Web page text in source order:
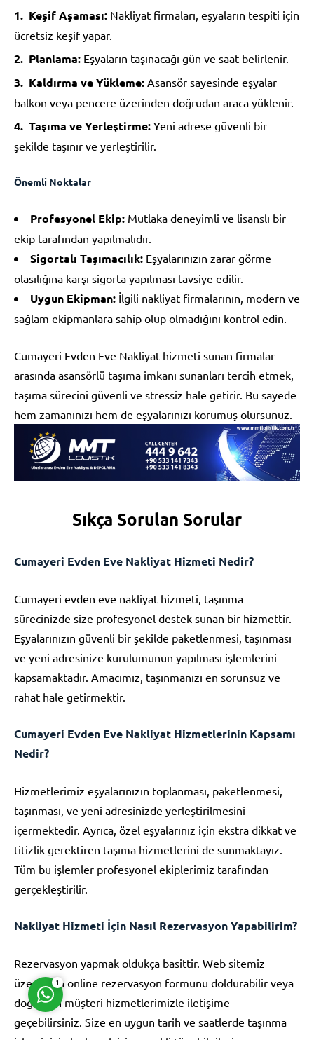
Keşif Aşaması: Nakliyat firmaları, eşyaların tespiti için
ücretsiz keşif yapar.
Planlama: Eşyaların taşınacağı gün ve saat belirlenir.
Kaldırma ve Yükleme: Asansör sayesinde eşyalar
balkon veya pencere üzerinden doğrudan araca yüklenir.
Taşıma ve Yerleştirme: Yeni adrese güvenli bir
şekilde taşınır ve yerleştirilir.
Önemli Noktalar
Profesyonel Ekip: Mutlaka deneyimli ve lisanslı bir
ekip tarafından yapılmalıdır.
Sigortalı Taşımacılık: Eşyalarınızın zarar görme
olasılığına karşı sigorta yapılması tavsiye edilir.
Uygun Ekipman: İlgili nakliyat firmalarının, modern ve
sağlam ekipmanlara sahip olup olmadığını kontrol edin.
Cumayeri Evden Eve Nakliyat hizmeti sunan firmalar
arasında asansörlü taşıma imkanı sunanları tercih etmek,
taşıma sürecini güvenli ve stressiz hale getirir. Bu sayede
hem zamanınızı hem de eşyalarınızı korumuş olursunuz.
Sıkça Sorulan Sorular
Cumayeri Evden Eve Nakliyat Hizmeti Nedir?
Cumayeri evden eve nakliyat hizmeti, taşınma
sürecinizde size profesyonel destek sunan bir hizmettir.
Eşyalarınızın güvenli bir şekilde paketlenmesi, taşınması
ve yeni adresinize kurulumunun yapılması işlemlerini
kapsamaktadır. Amacımız, taşınmanızı en sorunsuz ve
rahat hale getirmektir.
Cumayeri Evden Eve Nakliyat Hizmetlerinin Kapsamı
Nedir?
Hizmetlerimiz eşyalarınızın toplanması, paketlenmesi,
taşınması, ve yeni adresinizde yerleştirilmesini
içermektedir. Ayrıca, özel eşyalarınız için ekstra dikkat ve
titizlik gerektiren taşıma hizmetlerini de sunmaktayız.
Tüm bu işlemler profesyonel ekiplerimiz tarafından
gerçekleştirilir.
Nakliyat Hizmeti İçin Nasıl Rezervasyon Yapabilirim?
Rezervasyon yapmak oldukça basittir. Web sitemiz
üzerinden online rezervasyon formunu doldurabilir veya
doğrudan müşteri hizmetlerimizle iletişime
geçebilirsiniz. Size en uygun tarih ve saatlerde taşınma
Müşteri Temsilcisi
1